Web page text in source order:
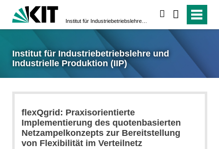
Institut für Industriebetriebslehre und
Industrielle Produktion (IIP)
flexQgrid: Praxisorientierte
Implementierung des quotenbasierten
Netzampelkonzepts zur Bereitstellung
von Flexibilität im Verteilnetz